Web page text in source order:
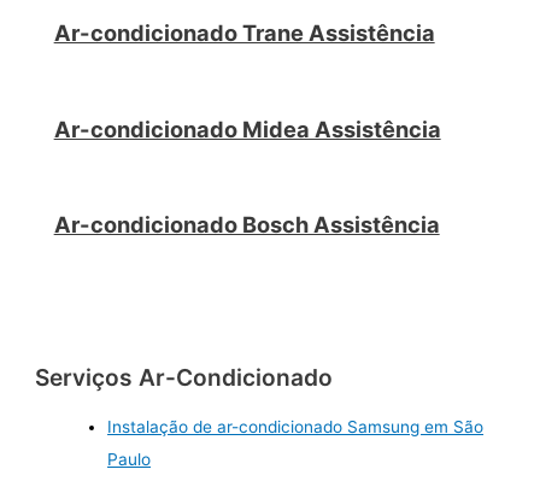
Ar-condicionado Trane Assistência
Ar-condicionado Midea Assistência
Ar-condicionado Bosch Assistência
Serviços Ar-Condicionado
Instalação de ar-condicionado Samsung em São
Paulo